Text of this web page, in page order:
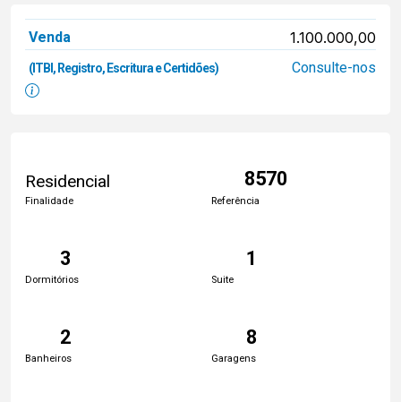
Venda 1.100.000,00
(ITBI, Registro, Escritura e Certidões) Consulte-nos
Residencial
Finalidade
8570
Referência
3
Dormitórios
1
Suite
2
Banheiros
8
Garagens